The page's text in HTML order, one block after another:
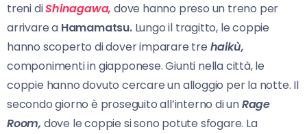
treni diShinagawa, dove hanno preso un treno per
arrivare a Hamamatsu.Lungo il tragitto, le coppie
hanno scoperto di dover imparare tre haikù,
componimenti in giapponese. Giunti nella città, le
coppie hanno dovuto cercare un alloggio per la notte. Il
secondo giorno è proseguito all’interno di unRage
Room, dove le coppie si sono potute sfogare. La